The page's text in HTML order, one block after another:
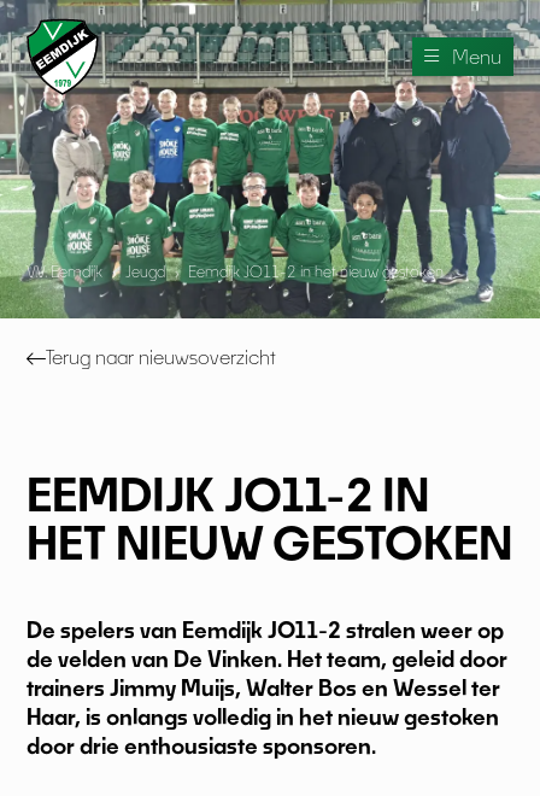
Menu
V.V. Eemdijk › Jeugd › Eemdijk JO11-2 in het nieuw gestoken
Terug naar nieuwsoverzicht
EEMDIJK JO11-2 IN
HET NIEUW GESTOKEN
De spelers van Eemdijk JO11-2 stralen weer op
de velden van De Vinken. Het team, geleid door
trainers Jimmy Muijs, Walter Bos en Wessel ter
Haar, is onlangs volledig in het nieuw gestoken
door drie enthousiaste sponsoren.